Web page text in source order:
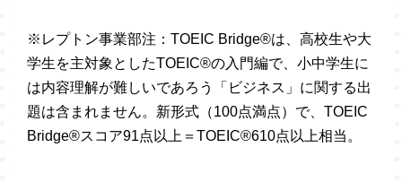
※レプトン事業部注：TOEIC Bridge®は、高校生や大
学生を主対象としたTOEIC®の入門編で、小中学生に
は内容理解が難しいであろう「ビジネス」に関する出
題は含まれません。新形式（100点満点）で、TOEIC
Bridge®スコア91点以上＝TOEIC®610点以上相当。